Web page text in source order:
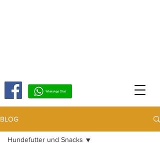
BLOG
Hundefutter und Snacks